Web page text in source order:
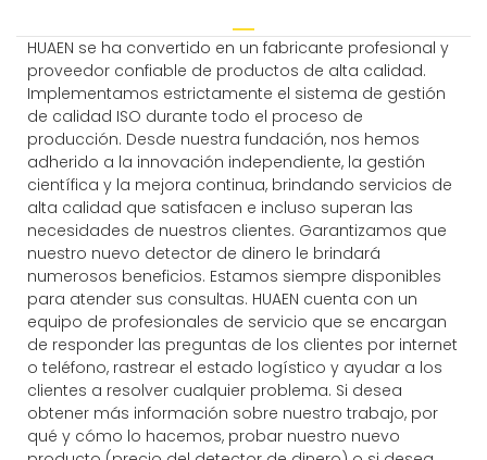
HUAEN se ha convertido en un fabricante profesional y
proveedor confiable de productos de alta calidad.
Implementamos estrictamente el sistema de gestión
de calidad ISO durante todo el proceso de
producción. Desde nuestra fundación, nos hemos
adherido a la innovación independiente, la gestión
científica y la mejora continua, brindando servicios de
alta calidad que satisfacen e incluso superan las
necesidades de nuestros clientes. Garantizamos que
nuestro nuevo detector de dinero le brindará
numerosos beneficios. Estamos siempre disponibles
para atender sus consultas. HUAEN cuenta con un
equipo de profesionales de servicio que se encargan
de responder las preguntas de los clientes por internet
o teléfono, rastrear el estado logístico y ayudar a los
clientes a resolver cualquier problema. Si desea
obtener más información sobre nuestro trabajo, por
qué y cómo lo hacemos, probar nuestro nuevo